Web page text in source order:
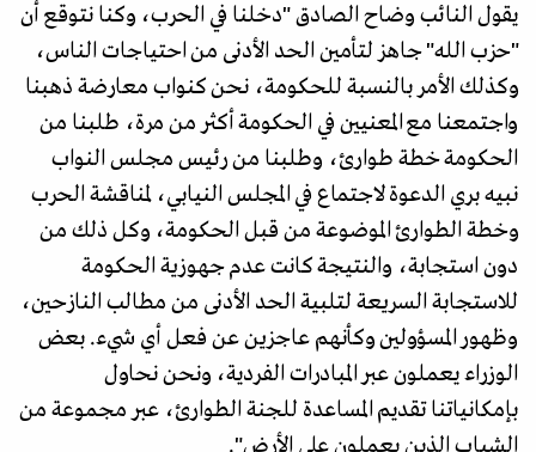
يقول النائب وضاح الصادق "دخلنا في الحرب، وكنا نتوقع أن
"حزب الله" جاهز لتأمين الحد الأدنى من احتياجات الناس،
وكذلك الأمر بالنسبة للحكومة، نحن كنواب معارضة ذهبنا
واجتمعنا مع المعنيين في الحكومة أكثر من مرة، طلبنا من
الحكومة خطة طوارئ، وطلبنا من رئيس مجلس النواب
نبيه بري الدعوة لاجتماع في المجلس النيابي، لمناقشة الحرب
وخطة الطوارئ الموضوعة من قبل الحكومة، وكل ذلك من
دون استجابة، والنتيجة كانت عدم جهوزية الحكومة
للاستجابة السريعة لتلبية الحد الأدنى من مطالب النازحين،
وظهور المسؤولين وكأنهم عاجزين عن فعل أي شيء. بعض
الوزراء يعملون عبر المبادرات الفردية، ونحن نحاول
بإمكانياتنا تقديم المساعدة للجنة الطوارئ، عبر مجموعة من
الشباب الذين يعملون على الأرض".